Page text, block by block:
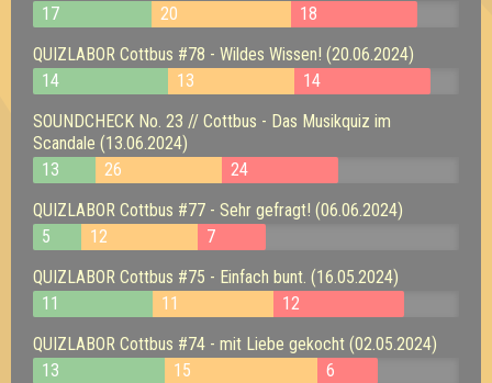
17
20
18
QUIZLABOR Cottbus #78 - Wildes Wissen! (20.06.2024)
14
13
14
SOUNDCHECK No. 23 // Cottbus - Das Musikquiz im
Scandale (13.06.2024)
13
26
24
QUIZLABOR Cottbus #77 - Sehr gefragt! (06.06.2024)
5
12
7
QUIZLABOR Cottbus #75 - Einfach bunt. (16.05.2024)
11
11
12
QUIZLABOR Cottbus #74 - mit Liebe gekocht (02.05.2024)
13
15
6